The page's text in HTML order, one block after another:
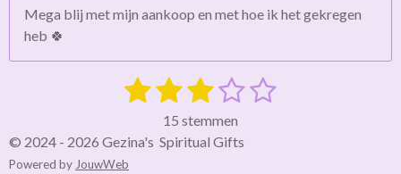
Mega blij met mijn aankoop en met hoe ik het gekregen
heb 🍀
i
1
t
2
s
t
3
s
t
4
s
t
5
15 stemmen
© 2024 - 2026 Gezina's Spiritual Gifts
Powered by JouwWeb